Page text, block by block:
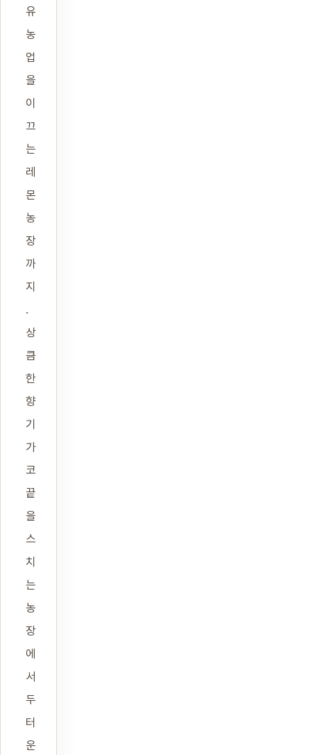
유
농
업
을
이
끄
는
레
몬
농
장
까
지
.
상
큼
한
향
기
가
코
끝
을
스
치
는
농
장
에
서
두
터
운